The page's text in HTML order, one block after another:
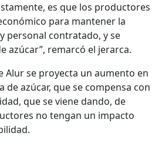
es que los productores
para mantener la
personal contratado, y se
azúcar”, remarcó el jerarca.
Alur se proyecta un aumento en
de azúcar, que se compensa con
que se viene dando, de
no tengan un impacto